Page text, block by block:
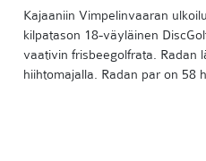
Kajaaniin Vimpelinvaaran
kilpatason 18-väyläinen
vaativin frisbeegolfrata. Radan
hiihtomajalla. Radan par on 58